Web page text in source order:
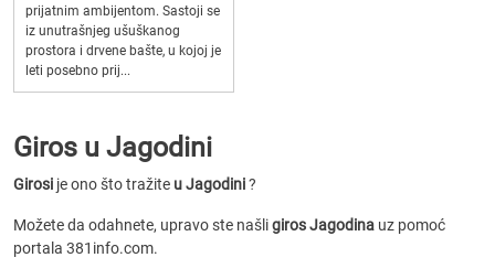
prijatnim ambijentom. Sastoji se
iz unutrašnjeg ušuškanog
prostora i drvene bašte, u kojoj je
leti posebno prij...
Giros u Jagodini
Girosi je ono što tražite u Jagodini?
Možete da odahnete, upravo ste našligiros Jagodina uz pomoć
portala 381info.com.